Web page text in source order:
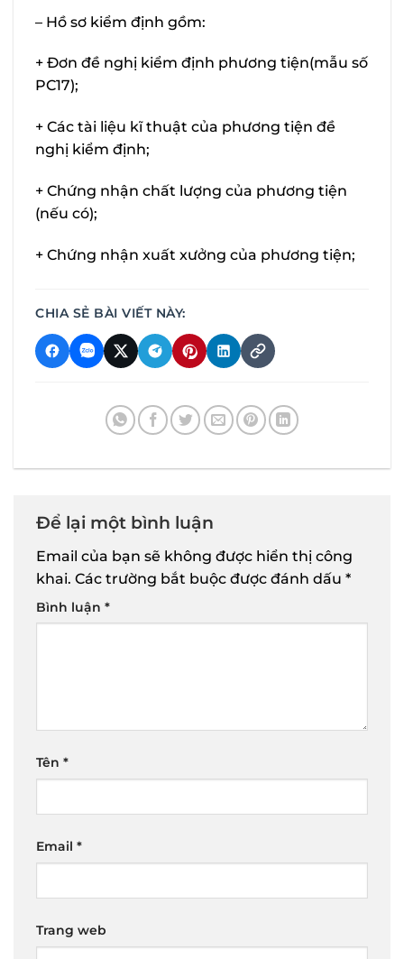
– Hồ sơ kiểm định gồm:
+ Đơn đề nghị kiểm định phương tiện(mẫu số
PC17);
+ Các tài liệu kĩ thuật của phương tiện đề
nghị kiểm định;
+ Chứng nhận chất lượng của phương tiện
(nếu có);
+ Chứng nhận xuất xưởng của phương tiện;
CHIA SẺ BÀI VIẾT NÀY:
Để lại một bình luận
Email của bạn sẽ không được hiển thị công
khai. Các trường bắt buộc được đánh dấu *
Bình luận *
Tên *
Email *
Trang web